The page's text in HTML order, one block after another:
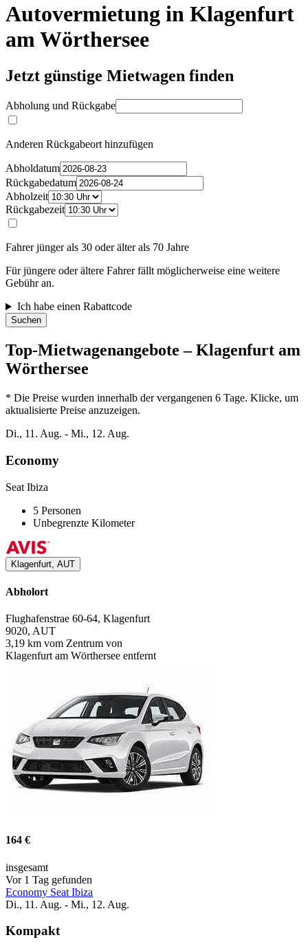
Autovermietung in Klagenfurt
am Wörthersee
Jetzt günstige Mietwagen finden
Abholung und Rückgabe
Anderen Rückgabeort hinzufügen
Abholdatum
Rückgabedatum
Abholzeit
Rückgabezeit
Fahrer jünger als 30 oder älter als 70 Jahre
Für jüngere oder ältere Fahrer fällt möglicherweise eine weitere
Gebühr an.
Ich habe einen Rabattcode
Suchen
Top-Mietwagenangebote – Klagenfurt am
Wörthersee
* Die Preise wurden innerhalb der vergangenen 6 Tage. Klicke, um
aktualisierte Preise anzuzeigen.
Di., 11. Aug. - Mi., 12. Aug.
Economy
Seat Ibiza
5 Personen
Unbegrenzte Kilometer
Klagenfurt, AUT
Abholort
Flughafenstrae 60-64, Klagenfurt
9020, AUT
3,19 km vom Zentrum von
Klagenfurt am Wörthersee entfernt
164 €
insgesamt
Vor 1 Tag gefunden
Economy Seat Ibiza
Di., 11. Aug. - Mi., 12. Aug.
Kompakt